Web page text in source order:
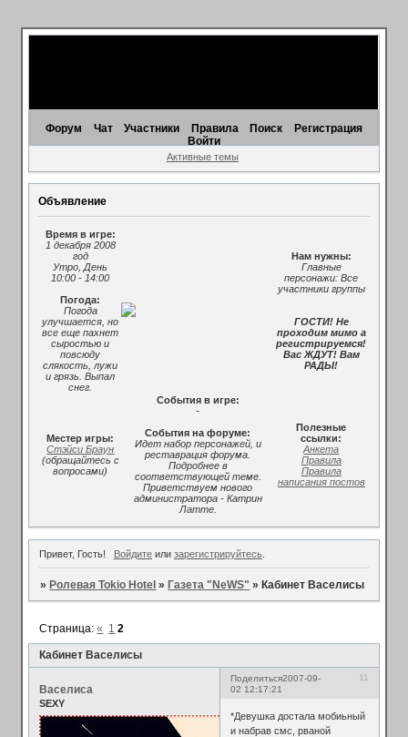
Форум Чат Участники Правила Поиск
Регистрация
Войти
Активные темы
Объявление
Время в игре:
1 декабря 2008
год
Утро, День
10:00 - 14:00
Погода:
Погода
улучшается, но
все еще пахнет
сыростью и
повсюду
слякость, лужи
и грязь. Выпал
снег.
Нам нужны:
Главные
персонажи: Все
участники группы
ГОСТИ! Не
проходим мимо а
регистрируемся!
Вас ЖДУТ! Вам
РАДЫ!
Местер игры:
Стэйси Браун
(обращайтесь с
вопросами)
События в игре:
-
События на форуме:
Идет набор персонажей, и
реставрация форума.
Подробнее в
соответствующей теме.
Приветствуем нового
администратора - Катрин
Латте.
Полезные
ссылки:
Анкета
Правила
Правила
написания постов
Привет, Гость! Войдитеили зарегистрируйтесь.
» Ролевая Tokio Hotel » Газета "NeWS" » Кабинет Васелисы
Кабинет Васелисы
Страница:« 1 2
Поделиться 11
2007-09-
02 12:17:21
Васелиса
SEXY
*Девушка достала мобиьный
и набрав смс, рваной